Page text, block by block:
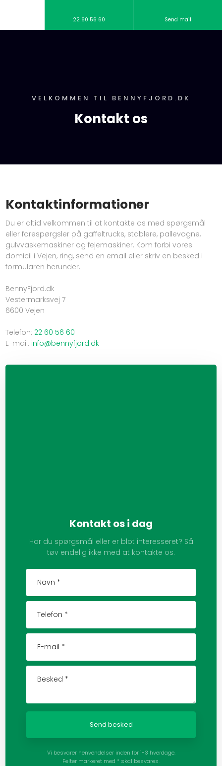
22 60 56 60 Send mail
VELKOMMEN TIL BENNYFJORD.DK
Kontakt os
Kontaktinformationer
Du er altid velkommen til at kontakte os med spørgsmål
eller forespørgsler på gaffeltrucks, stablere, pallevogne,
gulvvaskemaskiner og fejemaskiner. Kom forbi vores
domicil i Vejen, ring, send en email eller skriv en besked i
formularen herunder.
BennyFjord.dk
Vestermarksvej 7
6600 Vejen
Telefon: 22 60 56 60
E-m​ail: info@benny​fjord.dk
Kontakt os i dag
Har du spørgsmål eller er blot interesseret? Så
tøv endelig ikke med at kontakte os.
Vi besvarer henvendelser inden for 1-3 hverdage.
Felter markeret med * skal besvares.